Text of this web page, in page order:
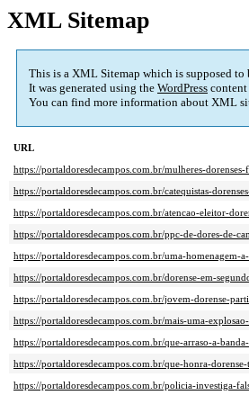
XML Sitemap
This is a XML Sitemap which is supposed
It was generated using the WordPress content
You can find more information about XML
URL
https://portaldoresdecampos.com.br/mulheres-
https://portaldoresdecampos.com.br/catequistas-
https://portaldoresdecampos.com.br/atencao-eleitor-
https://portaldoresdecampos.com.br/ppc-de-dores-de-
https://portaldoresdecampos.com.br/uma-homenagem-
https://portaldoresdecampos.com.br/dorense-em-
https://portaldoresdecampos.com.br/jovem-dorense-
https://portaldoresdecampos.com.br/mais-uma-
https://portaldoresdecampos.com.br/que-arraso-a-
https://portaldoresdecampos.com.br/que-honra-
https://portaldoresdecampos.com.br/policia-investiga-